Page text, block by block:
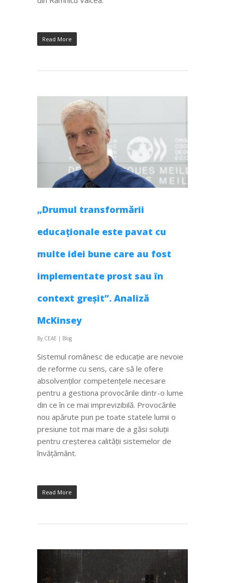
Read More
„Drumul transformării
educaționale este pavat cu
multe idei bune care au fost
implementate prost sau în
context greșit”. Analiză
McKinsey
By CEAE | Blog
Sistemul românesc de educație are nevoie
de reforme cu sens, care să le ofere
absolvenților competențele necesare
pentru a gestiona provocările dintr-o lume
din ce în ce mai imprevizibilă. Provocările
nou apărute pun pe toate statele lumii o
presiune tot mai mare de a găsi soluții
pentru creșterea calității sistemelor de
învățământ.
Read More